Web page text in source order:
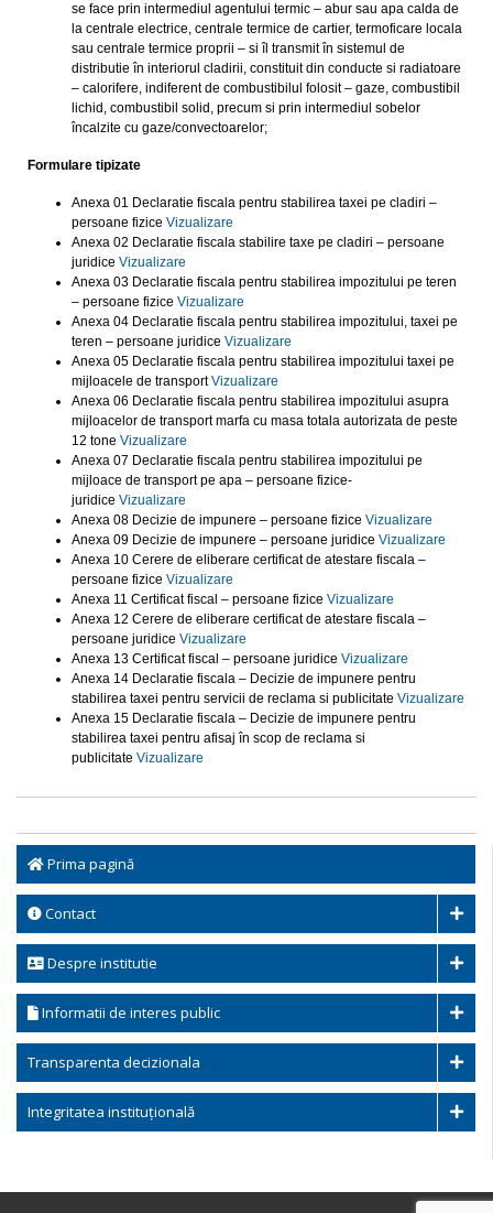
Prima pagină
Contact
Despre institutie
Informatii de interes public
Transparenta decizionala
Integritatea instituțională
se face prin intermediul agentului termic – abur sau apa calda de
la centrale electrice, centrale termice de cartier, termoficare locala
sau centrale termice proprii – si îl transmit în sistemul de
distributie în interiorul cladirii, constituit din conducte si radiatoare
– calorifere, indiferent de combustibilul folosit – gaze, combustibil
lichid, combustibil solid, precum si prin intermediul sobelor
încalzite cu gaze/convectoarelor;
Formulare tipizate
Anexa 01 Declaratie fiscala pentru stabilirea taxei pe cladiri –
persoane fizice Vizualizare
Anexa 02 Declaratie fiscala stabilire taxe pe cladiri – persoane
juridice Vizualizare
Anexa 03 Declaratie fiscala pentru stabilirea impozitului pe teren
– persoane fizice Vizualizare
Anexa 04 Declaratie fiscala pentru stabilirea impozitului, taxei pe
teren – persoane juridice Vizualizare
Anexa 05 Declaratie fiscala pentru stabilirea impozitului taxei pe
mijloacele de transportVizualizare
Anexa 06 Declaratie fiscala pentru stabilirea impozitului asupra
mijloacelor de transport marfa cu masa totala autorizata de peste
12 tone Vizualizare
Anexa 07 Declaratie fiscala pentru stabilirea impozitului pe
mijloace de transport pe apa – persoane fizice-
juridice Vizualizare
Anexa 08 Decizie de impunere – persoane fizice Vizualizare
Anexa 09 Decizie de impunere – persoane juridice Vizualizare
Anexa 10 Cerere de eliberare certificat de atestare fiscala –
persoane fizice Vizualizare
Anexa 11 Certificat fiscal – persoane fizice Vizualizare
Anexa 12 Cerere de eliberare certificat de atestare fiscala –
persoane juridice Vizualizare
Anexa 13 Certificat fiscal – persoane juridice Vizualizare
Anexa 14 Declaratie fiscala – Decizie de impunere pentru
stabilirea taxei pentru servicii de reclama si publicitate Vizualizare
Anexa 15 Declaratie fiscala – Decizie de impunere pentru
stabilirea taxei pentru afisaj în scop de reclama si
publicitate Vizualizare